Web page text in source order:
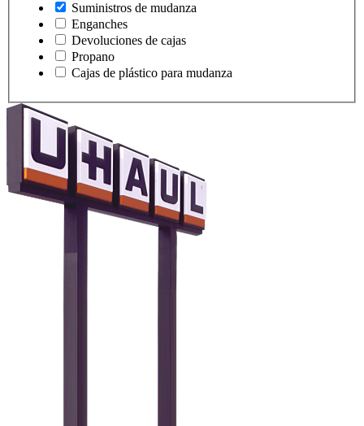
Suministros de mudanza
Enganches
Devoluciones de cajas
Propano
Cajas de plástico para mudanza